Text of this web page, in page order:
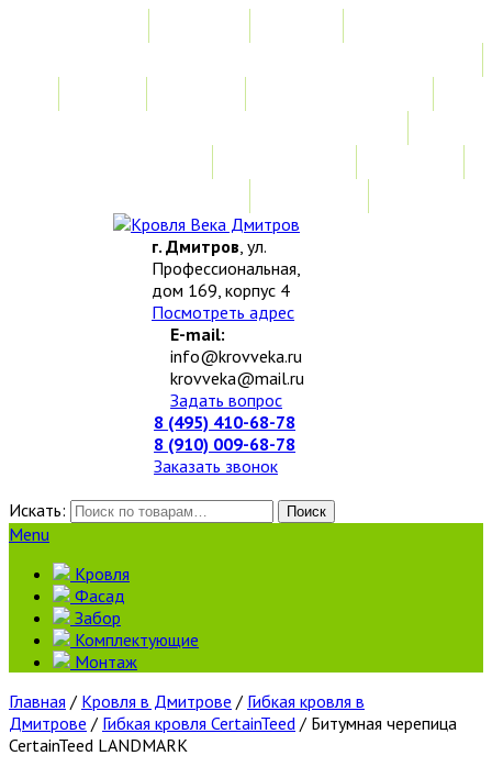
г. Дмитров, ул.
Профессиональная,
дом 169, корпус 4
Посмотреть адрес
E-mail:
info@krovveka.ru
krovveka@mail.ru
Задать вопрос
8 (495) 410-68-78
8 (910) 009-68-78
Заказать звонок
Искать:
Поиск
Menu
Кровля
Фасад
Забор
Комплектующие
Монтаж
Главная / Кровля в Дмитрове / Гибкая кровля в
Дмитрове / Гибкая кровля CertainTeed / Битумная черепица
CertainTeed LANDMARK